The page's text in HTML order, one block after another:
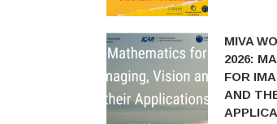
MIVA
2026:
FOR
AND